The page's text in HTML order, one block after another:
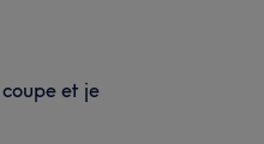
et je